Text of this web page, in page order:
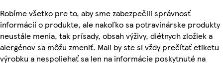
Robíme všetko pre to, aby sme zabezpečili správnosť
informácií o produkte, ale nakoľko sa potravinárske produkty
neustále menia, tak prísady, obsah výživy, diétnych zložiek a
alergénov sa môžu zmeniť. Mali by ste si vždy prečítať etiketu
výrobku a nespoliehať sa len na informácie poskytnuté na